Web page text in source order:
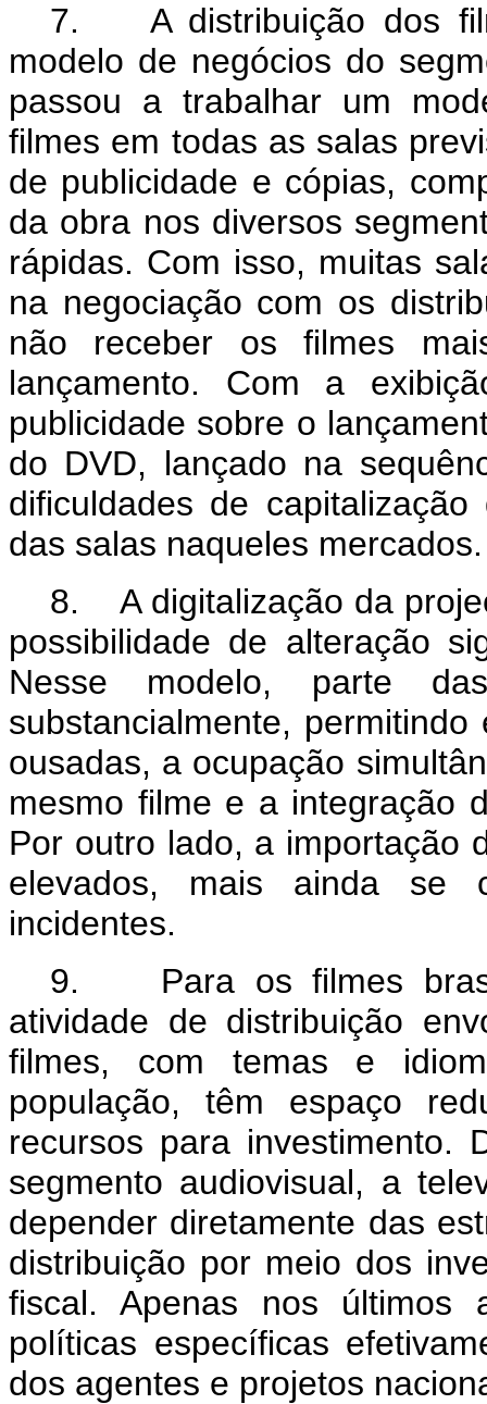
7. A distribuição dos
modelo de negócios do
passou a trabalhar um
filmes em todas as salas
de publicidade e cópias,
da obra nos diversos
rápidas. Com isso, muitas
na negociação com os
não receber os filmes
lançamento. Com a
publicidade sobre o
do DVD, lançado na
dificuldades de
das salas naqueles mercados.
8. A digitalização da
possibilidade de alteração
Nesse modelo, parte
substancialmente,
ousadas, a ocupação
mesmo filme e a integração
Por outro lado, a importação
elevados, mais ainda se
incidentes.
9. Para os filmes
atividade de distribuição
filmes, com temas e
população, têm espaço
recursos para investimento.
segmento audiovisual, a
depender diretamente das
distribuição por meio dos
fiscal. Apenas nos últimos
políticas específicas
dos agentes e projetos